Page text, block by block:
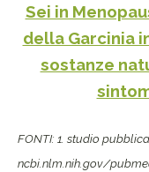
Sei in
della Garcinia
sostanze
FONTI: 1. studio
ncbi.nlm.nih.gov/